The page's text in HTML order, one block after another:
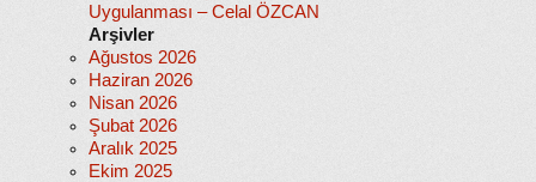
Uygulanması – Celal ÖZCAN
Arşivler
Ağustos 2026
Haziran 2026
Nisan 2026
Şubat 2026
Aralık 2025
Ekim 2025